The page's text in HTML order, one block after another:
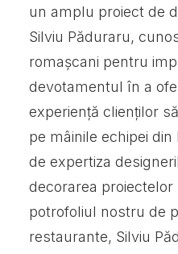
un amplu proiect de
Silviu Păduraru,
romașcani pentru
devotamentul în a
experiență clienților
pe mâinile echipei
de expertiza
decorarea proiectelor
potrofoliul nostru de
restaurante, Silviu